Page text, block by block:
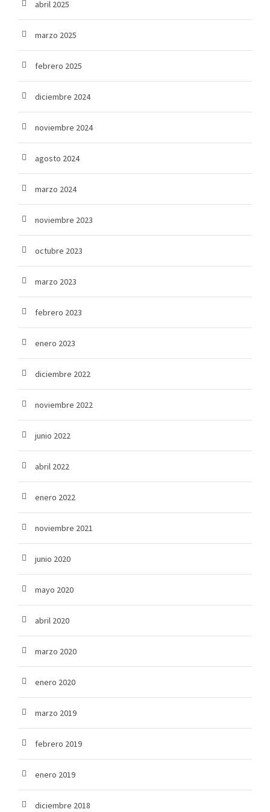
abril 2025
marzo 2025
febrero 2025
diciembre 2024
noviembre 2024
agosto 2024
marzo 2024
noviembre 2023
octubre 2023
marzo 2023
febrero 2023
enero 2023
diciembre 2022
noviembre 2022
junio 2022
abril 2022
enero 2022
noviembre 2021
junio 2020
mayo 2020
abril 2020
marzo 2020
enero 2020
marzo 2019
febrero 2019
enero 2019
diciembre 2018